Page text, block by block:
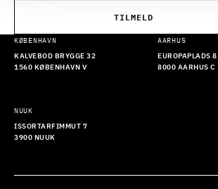
TILMELD
KØBENHAVN
KALVEBOD BRYGGE 32
1560 KØBENHAVN V
AARHUS
EUROPAPLADS 8
8000 AARHUS C
NUUK
ISSORTARFIMMUT 7
3900 NUUK